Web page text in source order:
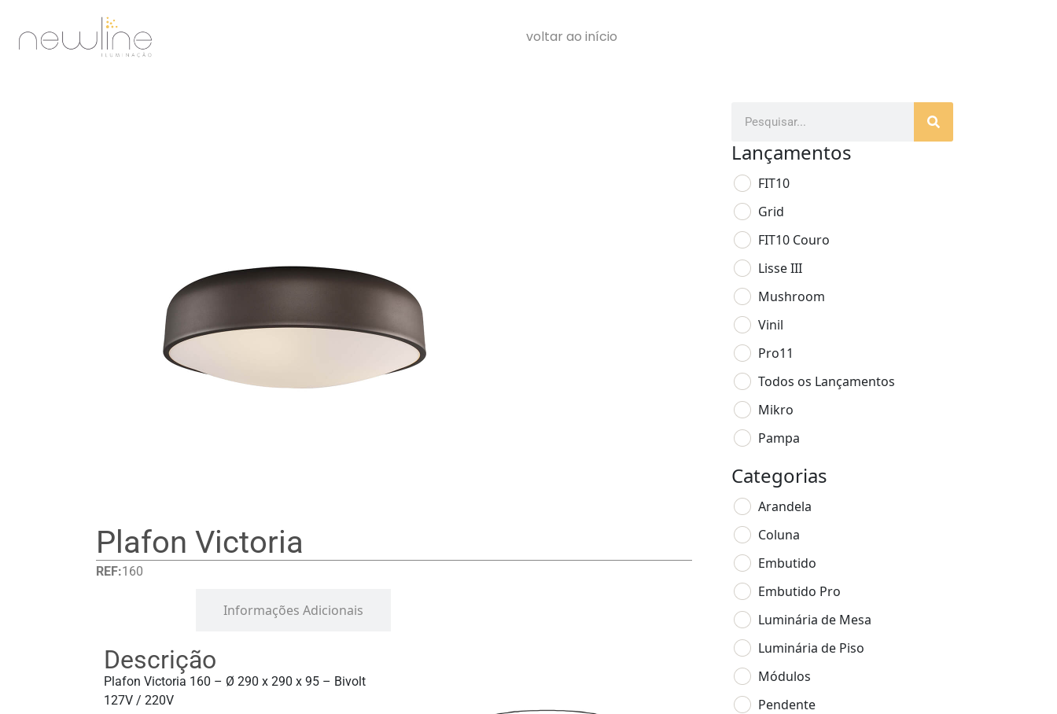
voltar ao início
Plafon Victoria
REF:160
Informações Adicionais
Descrição
Plafon Victoria 160 – Ø 290 x 290 x 95 – Bivolt
127V / 220V
Lançamentos
FIT10
Grid
FIT10 Couro
Lisse III
Mushroom
Vinil
Pro11
Todos os Lançamentos
Mikro
Pampa
Categorias
Arandela
Coluna
Embutido
Embutido Pro
Luminária de Mesa
Luminária de Piso
Módulos
Pendente